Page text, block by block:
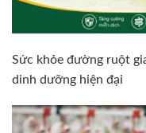
Sức khỏe đường ruột
dinh dưỡng hiện đại